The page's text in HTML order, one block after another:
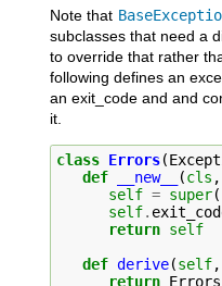
Note that
subclasses that need a
to override that rather
following defines an
an exit_code and and
it.
class Errors(
def
__new__ (cls ,
self = super
self.
return self
def derive(self,
return Errors